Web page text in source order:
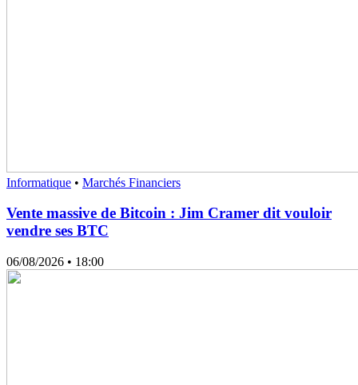
Informatique • Marchés Financiers
Vente massive de Bitcoin : Jim Cramer dit vouloir
vendre ses BTC
06/08/2026 • 18:00